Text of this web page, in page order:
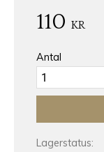
110 KR
Antal
Lagerstatus